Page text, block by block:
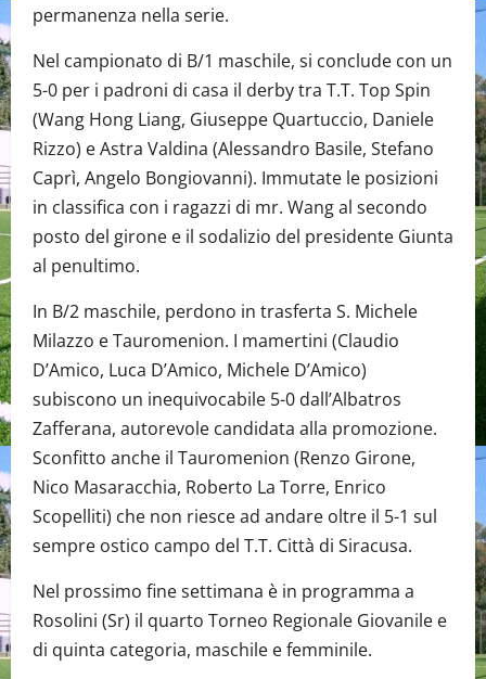
permanenza nella serie.
Nel campionato di B/1 maschile, si conclude con un
5-0 per i padroni di casa il derby tra T.T. Top Spin
(Wang Hong Liang, Giuseppe Quartuccio, Daniele
Rizzo) e Astra Valdina (Alessandro Basile, Stefano
Caprì, Angelo Bongiovanni). Immutate le posizioni
in classifica con i ragazzi di mr. Wang al secondo
posto del girone e il sodalizio del presidente Giunta
al penultimo.
In B/2 maschile, perdono in trasferta S. Michele
Milazzo e Tauromenion. I mamertini (Claudio
D’Amico, Luca D’Amico, Michele D’Amico)
subiscono un inequivocabile 5-0 dall’Albatros
Zafferana, autorevole candidata alla promozione.
Sconfitto anche il Tauromenion (Renzo Girone,
Nico Masaracchia, Roberto La Torre, Enrico
Scopelliti) che non riesce ad andare oltre il 5-1 sul
sempre ostico campo del T.T. Città di Siracusa.
Nel prossimo fine settimana è in programma a
Rosolini (Sr) il quarto Torneo Regionale Giovanile e
di quinta categoria, maschile e femminile.